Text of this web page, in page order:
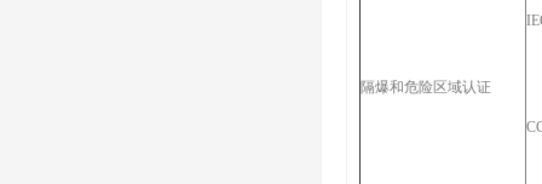
隔爆和危险区域认证